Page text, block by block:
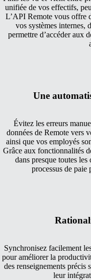
unifiée de vos effectifs,
L’API Remote vous offre
vos systèmes internes,
permettre d’accéder aux
Une
Évitez les erreurs
données de Remote vers
ainsi que vos employés
Grâce aux fonctionnalités
dans presque toutes
processus de
Synchronisez facilement
pour améliorer la
des renseignements précis
leur